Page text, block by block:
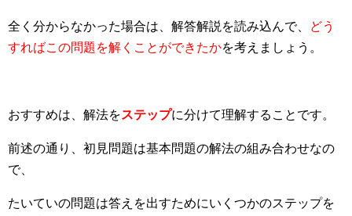
全く分からなかった場合は、解答解説を読み込んで、
どう
すればこの問題を解くことができたかを考えましょう。
おすすめは、解法をステップに分けて理解することです。
前述の通り、初見問題は基本問題の解法の組み合わせなの
で、
たいていの問題は答えを出すためにいくつかのステップを